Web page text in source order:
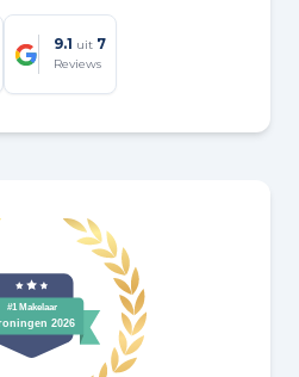
9.1 uit 7
Reviews